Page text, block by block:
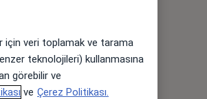
için veri toplamak ve tarama
teknolojileri) kullanmasına
görebilir ve
ve Çerez Politikası.